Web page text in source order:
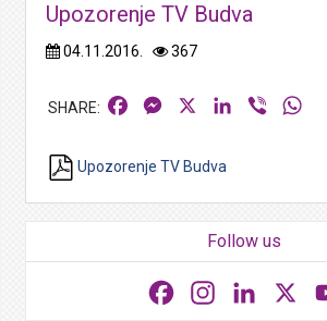
Upozorenje TV Budva
04.11.2016. 367
FacebookMessengerLinkedIn
Viber
Upozorenje TV Budva
Follow us
FacebookInstagramLinkedIn